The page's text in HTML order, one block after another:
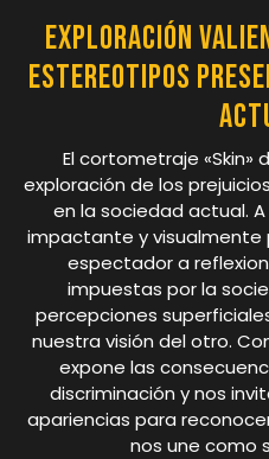
Exploración
estereotipos
El cortometraje
exploración de los
en la sociedad actual.
impactante y
espectador a
impuestas por la
percepciones
nuestra visión del otro.
expone las
discriminación y nos
apariencias para
nos une como